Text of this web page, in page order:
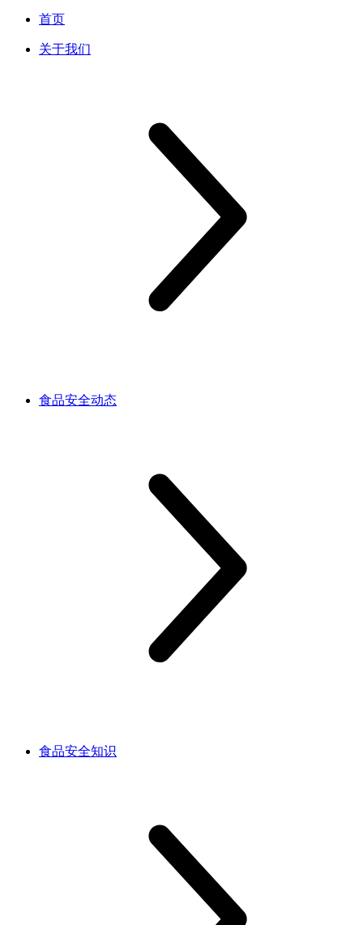
首页
关于我们
食品安全动态
食品安全知识